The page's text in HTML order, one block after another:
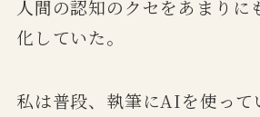
人間の認知のクセをあまりに
化していた。
私は普段、執筆にAIを使って